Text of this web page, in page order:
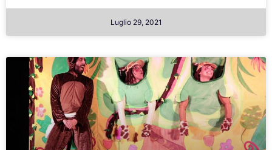
Luglio 29, 2021